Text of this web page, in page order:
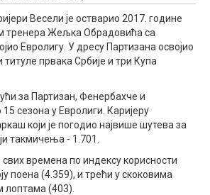
Весели је остварио 2017. године
тренера Жељка Обрадовића са
Евролигу. У дресу Партизана освојио
титуле првака Србије и три Купа
за Партизан, Фенербахче и
сезона у Евролиги. Каријеру
који је погодио највише шутева за
такмичења - 1.701.
свих времена по индексу корисности
поена (4.359), и трећи у скоковима
лоптама (403).